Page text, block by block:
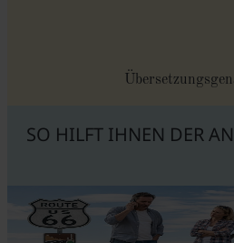
SO HILFT IHNEN DER